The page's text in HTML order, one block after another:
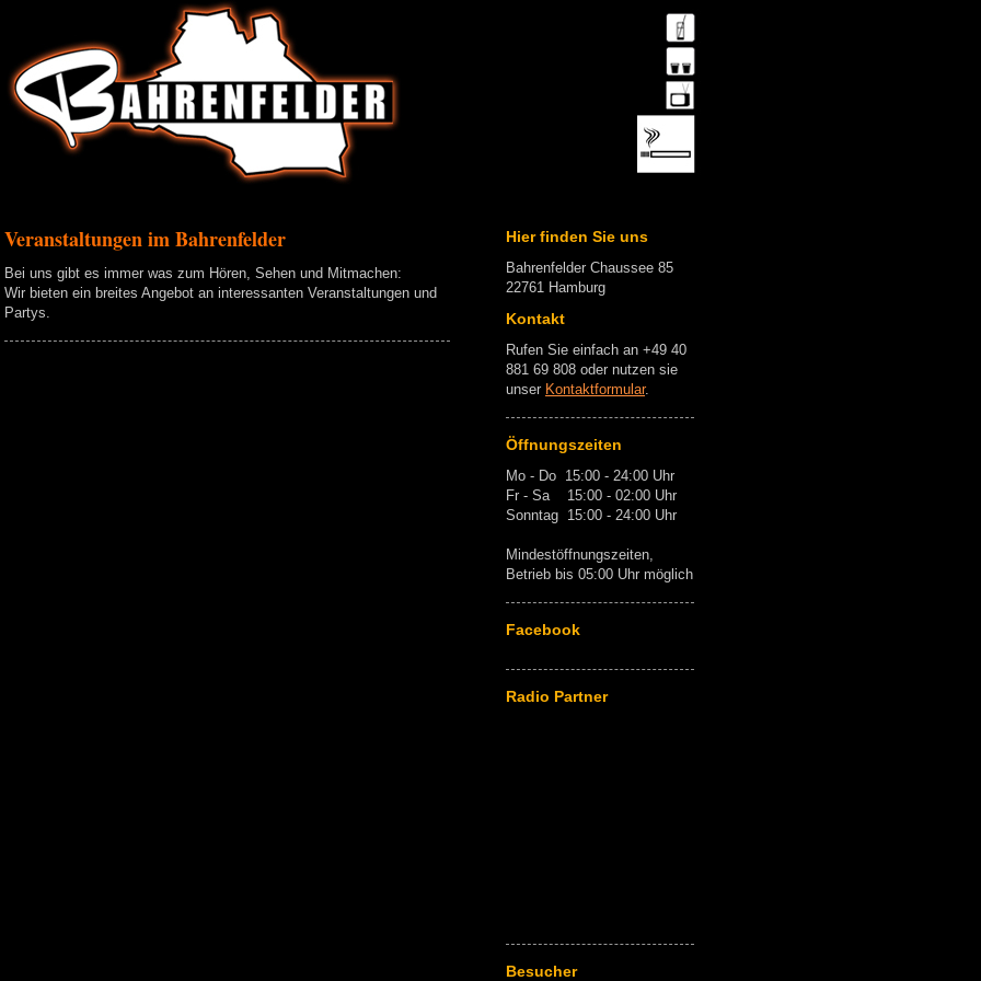
Veranstaltungen im Bahrenfelder
Bei uns gibt es immer was zum Hören, Sehen und Mitmachen:
Wir bieten ein breites Angebot an interessanten Veranstaltungen und
Partys.
Hier finden Sie uns
Bahrenfelder Chaussee 85
22761 Hamburg
Kontakt
Rufen Sie einfach an +49 40
881 69 808 oder nutzen sie
unser Kontaktformular.
Öffnungszeiten
Mo - Do 15:00 - 24:00 Uhr
Fr - Sa 15:00 - 02:00 Uhr
Sonntag 15:00 - 24:00 Uhr
Mindestöffnungszeiten,
Betrieb bis 05:00 Uhr möglich
Facebook
Radio Partner
Besucher